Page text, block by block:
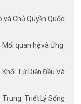
Chủ Quyền Quốc
quan hệ và Ứng
Tứ Diện Đều Và
Trung: Triết Lý Sống